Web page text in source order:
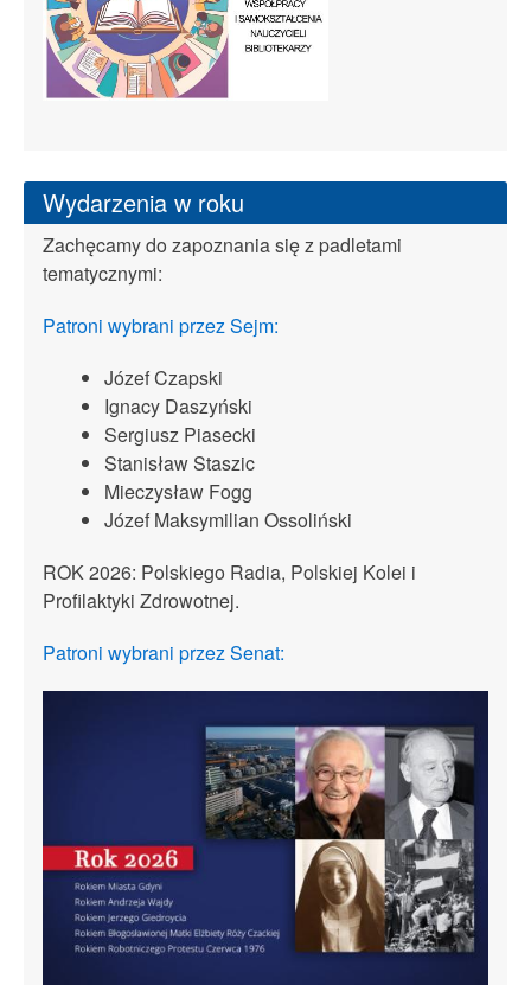
Wydarzenia w roku
Zachęcamy do zapoznania się z padletami
tematycznymi:
Patroni wybrani przez Sejm:
Józef Czapski
Ignacy Daszyński
Sergiusz Piasecki
Stanisław Staszic
Mieczysław Fogg
Józef Maksymilian Ossoliński
ROK 2026: Polskiego Radia, Polskiej Kolei i
Profilaktyki Zdrowotnej.
Patroni wybrani przez Senat: